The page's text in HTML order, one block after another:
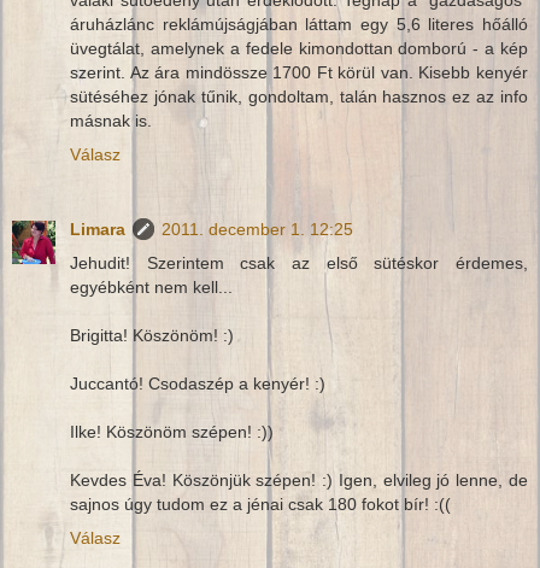
áruházlánc reklámújságjában láttam egy 5,6 literes hőálló
üvegtálat, amelynek a fedele kimondottan domború - a kép
szerint. Az ára mindössze 1700 Ft körül van. Kisebb kenyér
sütéséhez jónak tűnik, gondoltam, talán hasznos ez az info
másnak is.
Válasz
Limara
2011. december 1. 12:25
Jehudit! Szerintem csak az első sütéskor érdemes,
egyébként nem kell...
Brigitta! Köszönöm! :)
Juccantó! Csodaszép a kenyér! :)
Ilke! Köszönöm szépen! :))
Kevdes Éva! Köszönjük szépen! :) Igen, elvileg jó lenne, de
sajnos úgy tudom ez a jénai csak 180 fokot bír! :((
Válasz